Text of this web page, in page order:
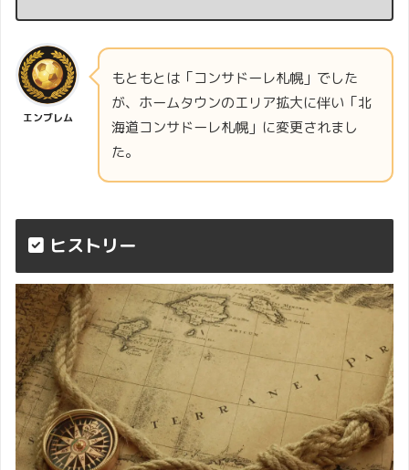
エンブレム
もともとは「コンサドーレ札幌」でした
が、ホームタウンのエリア拡大に伴い「北
海道コンサドーレ札幌」に変更されまし
た。
ヒストリー